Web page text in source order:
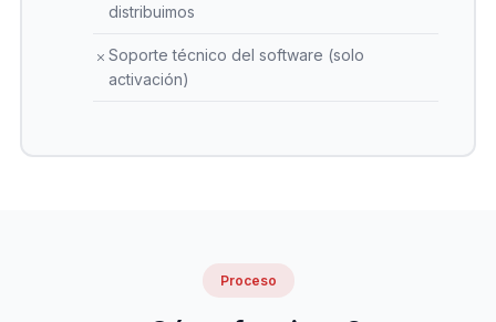
distribuimos
Soporte técnico del software (solo
activación)
Proceso